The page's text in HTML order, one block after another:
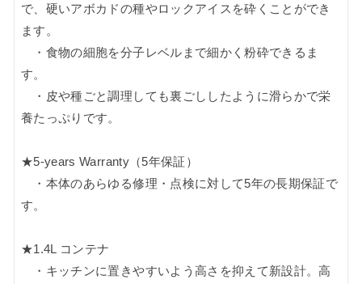
で、硬いアボカドの種やロックアイスを砕くことができ
ます。
・食物の細胞を分子レベルまで細かく粉砕できるま
す。
・皮や種ごと調理しても裏ごししたように滑らかで栄
養たっぷりです。
★5-years Warranty（5年保証）
・本体のあらゆる修理・点検に対して5年の長期保証で
す。
★1.4L コンテナ
・キッチンに置きやすいよう高さを抑えて新設計。高